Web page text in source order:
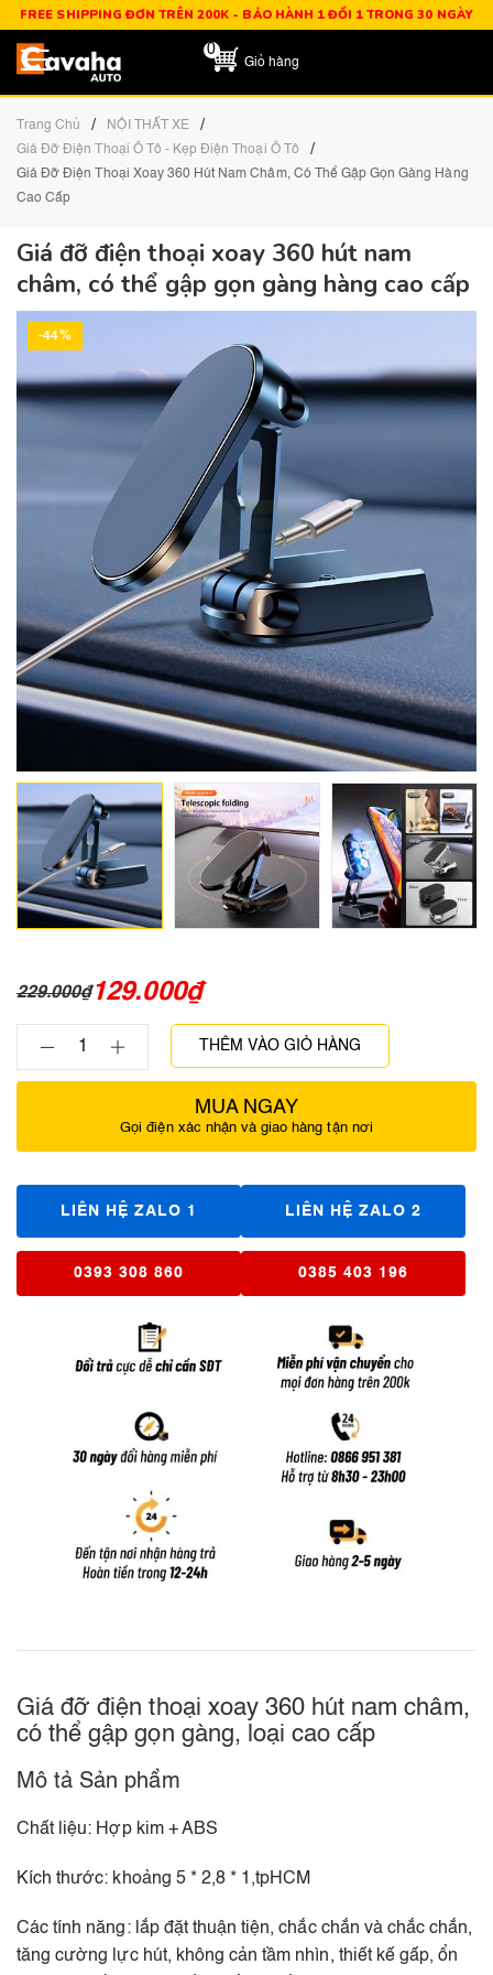
FREE SHIPPING ĐƠN TRÊN 200K - BẢO HÀNH 1 ĐỔI 1 TRONG 30 NGÀY
0
Giỏ hàng
Trang Chủ / NỘI THẤT XE /
Giá Đỡ Điện Thoại Ô Tô - Kẹp Điện Thoại Ô Tô /
Giá Đỡ Điện Thoại Xoay 360 Hút Nam Châm, Có Thể Gập Gọn Gàng Hàng
Cao Cấp
Giá đỡ điện thoại xoay 360 hút nam
châm, có thể gập gọn gàng hàng cao cấp
-44%
229.000₫129.000₫
THÊM VÀO GIỎ HÀNG
MUA NGAY
Gọi điện xác nhận và giao hàng tận nơi
LIÊN HỆ ZALO 1 LIÊN HỆ ZALO 2
0393 308 860 0385 403 196
Giá đỡ điện thoại xoay 360 hút nam châm,
có thể gập gọn gàng, loại cao cấp
Mô tả Sản phẩm
Chất liệu: Hợp kim + ABS
Kích thước: khoảng 5 * 2,8 * 1,tpHCM
Các tính năng: lắp đặt thuận tiện, chắc chắn và chắc chắn,
tăng cường lực hút, không cản tầm nhìn, thiết kế gấp, ổn